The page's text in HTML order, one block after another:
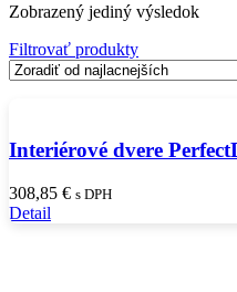
Zobrazený jediný výsledok
Filtrovať produkty
Interiérové dvere
308,85 € s DPH
Detail